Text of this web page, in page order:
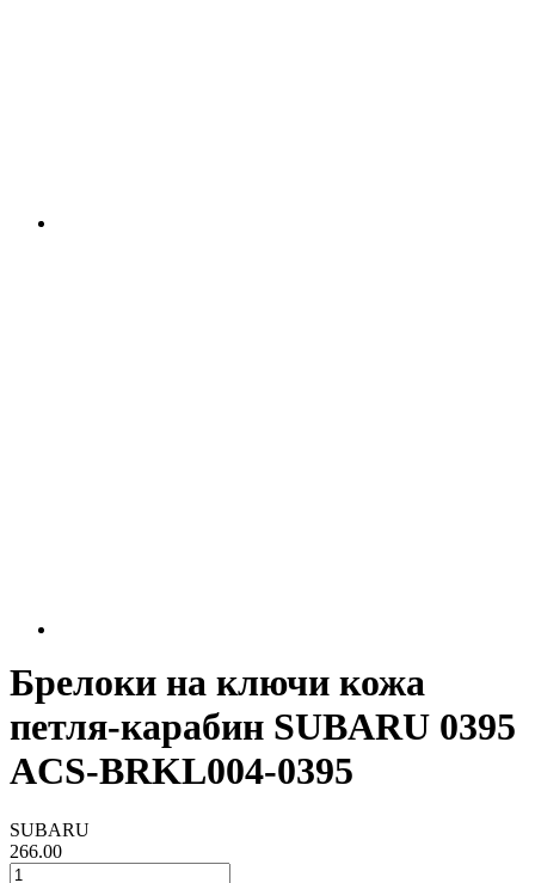
Брелоки на ключи кожа
петля-карабин SUBARU 0395
ACS-BRKL004-0395
SUBARU
266.00